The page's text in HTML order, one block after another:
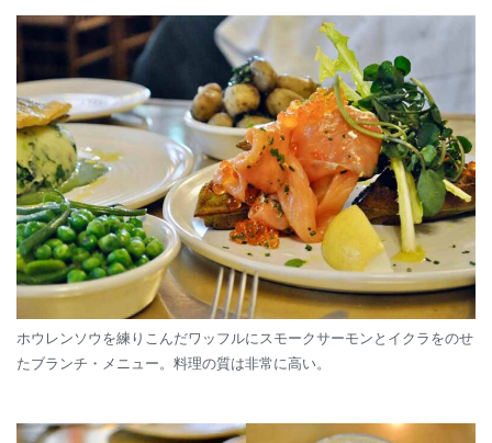
ホウレンソウを練りこんだワッフルにスモークサーモンとイクラをのせ
たブランチ・メニュー。料理の質は非常に高い。